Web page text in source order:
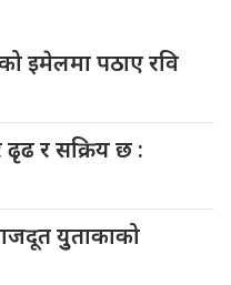
इमेलमा पठाए रवि
ढृढ र सक्रिय छ :
युुताकाको